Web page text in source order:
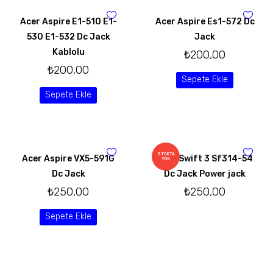
Acer Aspire E1-510 E1-
530 E1-532 Dc Jack
Kablolu
₺200,00
Sepete Ekle
Acer Aspire Es1-572 Dc
Jack
₺200,00
Sepete Ekle
Acer Aspire VX5-591G
Dc Jack
₺250,00
Sepete Ekle
STOKTA
YOK
Acer Swift 3 Sf314-54
Dc Jack Power jack
₺250,00